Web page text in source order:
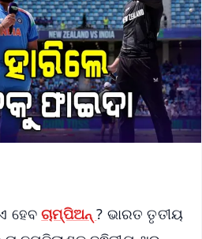
ହେବଚାମ୍ପିଅନ୍? ଭାରତ ତୃତୀୟ